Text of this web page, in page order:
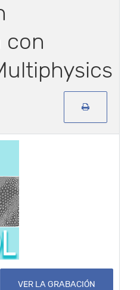
con
VER LA GRABACIÓN